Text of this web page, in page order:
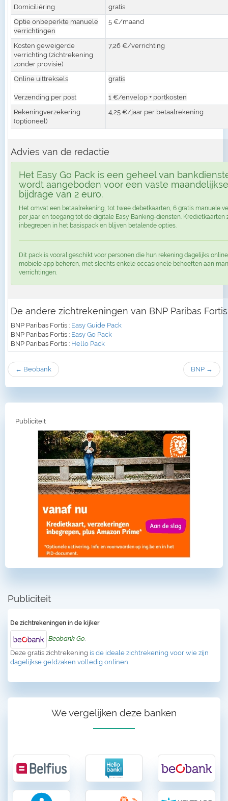
Domiciliëring
gratis
Optie onbeperkte manuele
verrichtingen
5 €/maand
Kosten geweigerde
verrichting (zichtrekening
zonder provisie)
7,26 €/verrichting
Online uittreksels
Verzending per post
gratis
1 €/envelop + portkosten
Rekeningverzekering
(optioneel)
4,25 €/jaar per betaalrekening
Advies van de redactie
Het Easy Go Pack is een geheel van
wordt aangeboden voor een vaste maandelijkse
bijdrage van 2 euro.
Het omvat een betaalrekening, tot twee debetkaarten, 6 gratis manuele
per jaar en toegang tot de digitale Easy Banking-diensten. Kredietkaarten
inbegrepen in het basispack en blijven betalende opties.
Dit pack is vooral geschikt voor personen die hun rekening dagelijks
mobiele app beheren, met slechts enkele occasionele behoeften aan
verrichtingen.
De andere zichtrekeningen van BNP Paribas Fortis
BNP Paribas Fortis : Easy Guide Pack
BNP Paribas Fortis : Easy Go Pack
BNP Paribas Fortis : Hello Pack
← Beobank BNP →
Publiciteit
Publiciteit
De zichtrekeningen in de kijker
Beobank Go.
Deze gratis zichtrekening is de ideale zichtrekening voor wie zijn
dagelijkse geldzaken volledig onlinen.
We vergelijken deze banken